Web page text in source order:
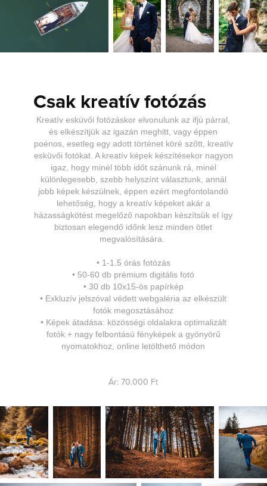
Csak kreatív fotózás
Kreatív esküvői fotózáskor elvonulunk az ifjú párral,
és elkészítjük az igazán meghitt, vagy éppen
poénos, esetleg egy adott történet köré szőtt, kreatív
esküvői fotókat. A kreatív képek készítésekor nagyon
igaz, hogy minél több időt szánunk rá, minél
különlegesebb, szebb helyszínt választunk, annál
jobb képek készülnek, éppen ezért megfontolandó
lehetőség, hogy a kreatív képeket akár a
házasságkötést megelőző napokban készítsük el így
biztosan elegendő időnk lesz minden ötlet
megvalósítására.
•1-1.5 órás fotózás
• 50-60 db prémium digitális fotó
• 30 db 10x15-ös papírkép
• Exkluzív jelszóval védett webgaléria az elkészült
fotók megosztásához
• Képek átadása: közösségi oldalakra optimalizált
fotók + nagy felbontású fényképek a gyönyörű
nyomatokhoz, online letölthető módon
Ár: 70.000 Ft